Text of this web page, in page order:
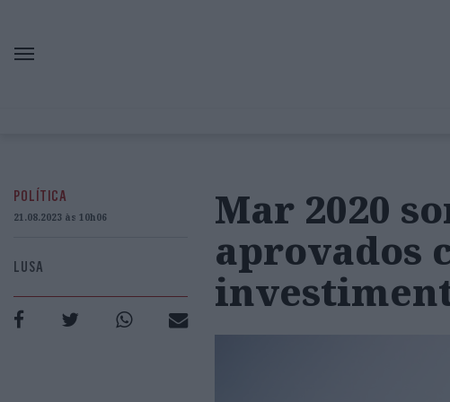
POLÍTICA
21.08.2023 às 10h06
LUSA
Mar 2020
aprovados